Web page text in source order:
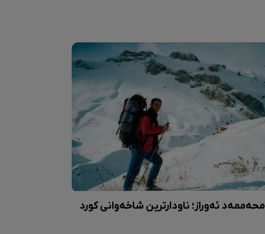
محەممەد ئەوراز؛ ناودارترین شاخەوانی کورد